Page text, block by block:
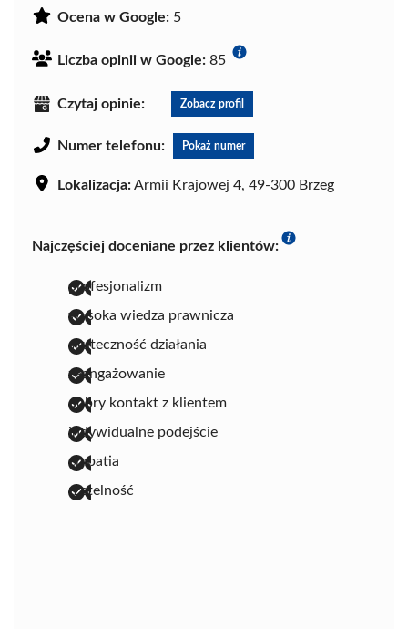
Ocena w Google: 5
Liczba opinii w Google: 85
Czytaj opinie: Zobacz profil
Numer telefonu: Pokaż numer
Lokalizacja:Armii Krajowej 4, 49-300 Brzeg
Najczęściej doceniane przez klientów:
profesjonalizm
wysoka wiedza prawnicza
skuteczność działania
zaangażowanie
dobry kontakt z klientem
indywidualne podejście
empatia
rzetelność